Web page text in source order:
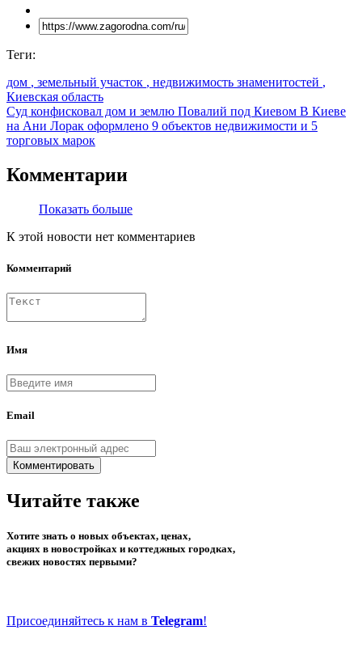
Теги:
дом , земельный участок , недвижимость знаменитостей ,
Киевская область
Суд конфисковал дом и землю Повалий под Киевом В Киеве
на Ани Лорак оформлено 9 объектов недвижимости и 5
торговых марок
Комментарии
Показать больше
К этой новости нет комментариев
Комментарий
Имя
Email
Комментировать
Читайте также
Хотите знать о новых объектах, ценах,
акциях в новостройках и коттеджных городках,
свежих новостях первыми?
Присоединяйтесь к нам в Telegram!